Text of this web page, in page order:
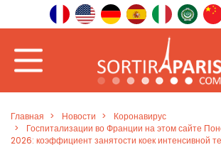
Главная Новости
Коронавирус
Госпитализации во Франции на этом сайте
2026: коэффициент занятости коек интенсивной